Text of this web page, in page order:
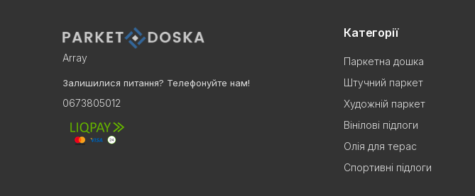
Array
Залишилися питання? Телефонуйте нам!
0673805012
Категорії
Паркетна дошка
Штучний паркет
Художній паркет
Вінілові підлоги
Олія для терас
Спортивні підлоги